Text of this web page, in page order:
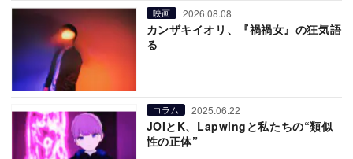
映画 2026.08.08
カンザキイオリ、『禍禍女』の狂気語
る
コラム 2025.06.22
JOIとK、Lapwingと私たちの“類似
性の正体”